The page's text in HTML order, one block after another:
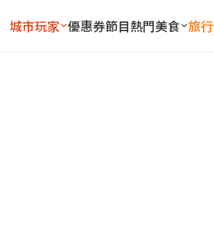
城市玩家 優惠券節目熱門美食 旅行